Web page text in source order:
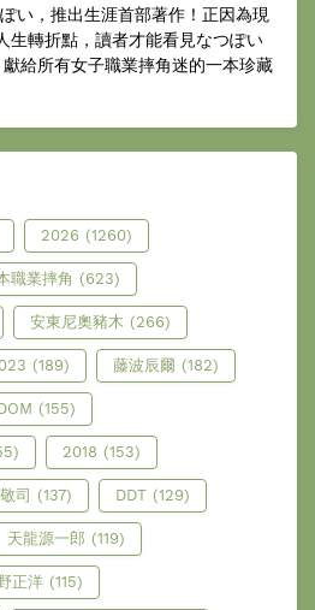
い，推出生涯首部著作！正因為現
生轉折點，讀者才能看見なつぽい
給所有女子職業摔角迷的一本珍藏
2026 (1260)
職業摔角 (623)
安東尼奧豬木 (266)
(189) 藤波辰爾 (182)
(155)
2018 (153)
司 (137) DDT (129)
天龍源一郎 (119)
正洋 (115)